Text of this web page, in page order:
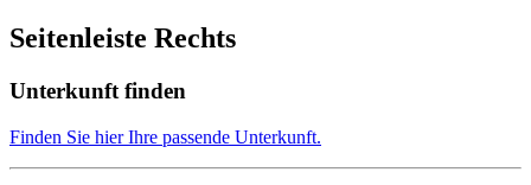
Seitenleiste Rechts
Unterkunft finden
Finden Sie hier Ihre passende Unterkunft.